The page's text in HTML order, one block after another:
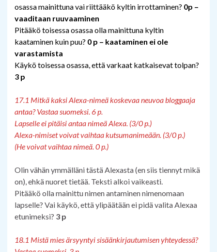
osassa mainittuna vai riittääkö kyltin irrottaminen? 0p –
vaaditaan ruuvaaminen
Pitääkö toisessa osassa olla mainittuna kyltin
kaataminen kuin puu? 0 p – kaataminen ei ole
varastamista
Käykö toisessa osassa, että varkaat katkaisevat tolpan?
3 p
17.1 Mitkä kaksi Alexa-nimeä koskevaa neuvoa bloggaaja
antaa? Vastaa suomeksi. 6 p.
Lapselle ei pitäisi antaa nimeä Alexa. (3/0 p.)
Alexa-nimiset voivat vaihtaa kutsumanimeään. (3/0 p.)
(He voivat vaihtaa nimeä. 0 p.)
Olin vähän ymmälläni tästä Alexasta (en siis tiennyt mikä
on), ehkä nuoret tietää. Teksti alkoi vaikeasti.
Pitääkö olla mainittu nimen antaminen nimenomaan
lapselle? Vai käykö, että ylipäätään ei pidä valita Alexaa
etunimeksi? 3 p
18.1 Mistä mies ärsyyntyi sisäänkirjautumisen yhteydessä?